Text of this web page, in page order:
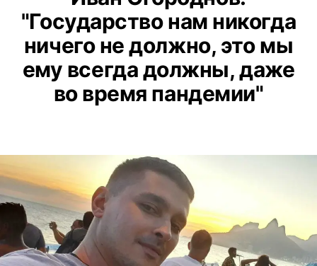
"Государство нам никогда
ничего не должно, это мы
ему всегда должны, даже
во время пандемии"